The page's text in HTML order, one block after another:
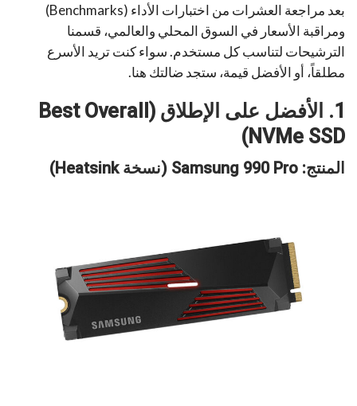
بعد مراجعة العشرات من اختبارات الأداء (Benchmarks)
ومراقبة الأسعار في السوق المحلي والعالمي، قسمنا
الترشيحات لتناسب كل مستخدم. سواء كنت تريد الأسرع
مطلقاً، أو الأفضل قيمة، ستجد ضالتك هنا.
1. الأفضل على الإطلاق (Best Overall
NVMe SSD)
المنتج: Samsung 990 Pro (نسخة Heatsink)